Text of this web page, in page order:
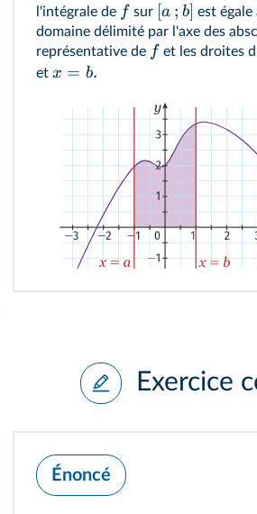
l'intégrale de f sur [a ; b] est égale
domaine délimité par l'axe des
représentative de f et les droites
et x = b.
Exercice
Énoncé